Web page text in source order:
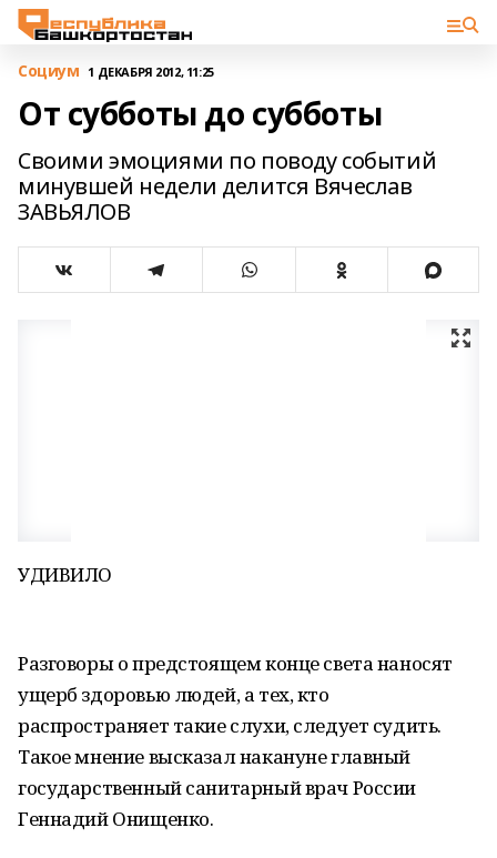
Cоциум 1 ДЕКАБРЯ 2012, 11:25
От субботы до субботы
Своими эмоциями по поводу событий
минувшей недели делится Вячеслав
ЗАВЬЯЛОВ
УДИВИЛО
Разговоры о предстоящем конце света наносят
ущерб здоровью людей, а тех, кто
распространяет такие слухи, следует судить.
Такое мнение высказал накануне главный
государственный санитарный врач России
Геннадий Онищенко.